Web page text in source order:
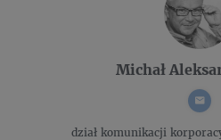
Michał
dział komunikacji